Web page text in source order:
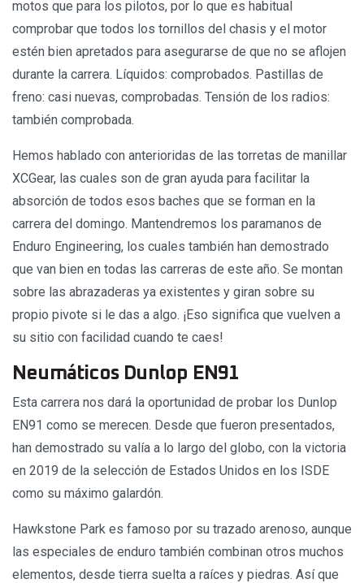
motos que para los pilotos, por lo que es habitual
comprobar que todos los tornillos del chasis y el motor
estén bien apretados para asegurarse de que no se aflojen
durante la carrera. Líquidos: comprobados. Pastillas de
freno: casi nuevas, comprobadas. Tensión de los radios:
también comprobada.
Hemos hablado con anterioridas de las torretas de manillar
XCGear, las cuales son de gran ayuda para facilitar la
absorción de todos esos baches que se forman en la
carrera del domingo. Mantendremos los paramanos de
Enduro Engineering, los cuales también han demostrado
que van bien en todas las carreras de este año. Se montan
sobre las abrazaderas ya existentes y giran sobre su
propio pivote si le das a algo. ¡Eso significa que vuelven a
su sitio con facilidad cuando te caes!
Neumáticos Dunlop EN91
Esta carrera nos dará la oportunidad de probar los Dunlop
EN91 como se merecen. Desde que fueron presentados,
han demostrado su valía a lo largo del globo, con la victoria
en 2019 de la selección de Estados Unidos en los ISDE
como su máximo galardón.
Hawkstone Park es famoso por su trazado arenoso, aunque
las especiales de enduro también combinan otros muchos
elementos, desde tierra suelta a raíces y piedras. Así que